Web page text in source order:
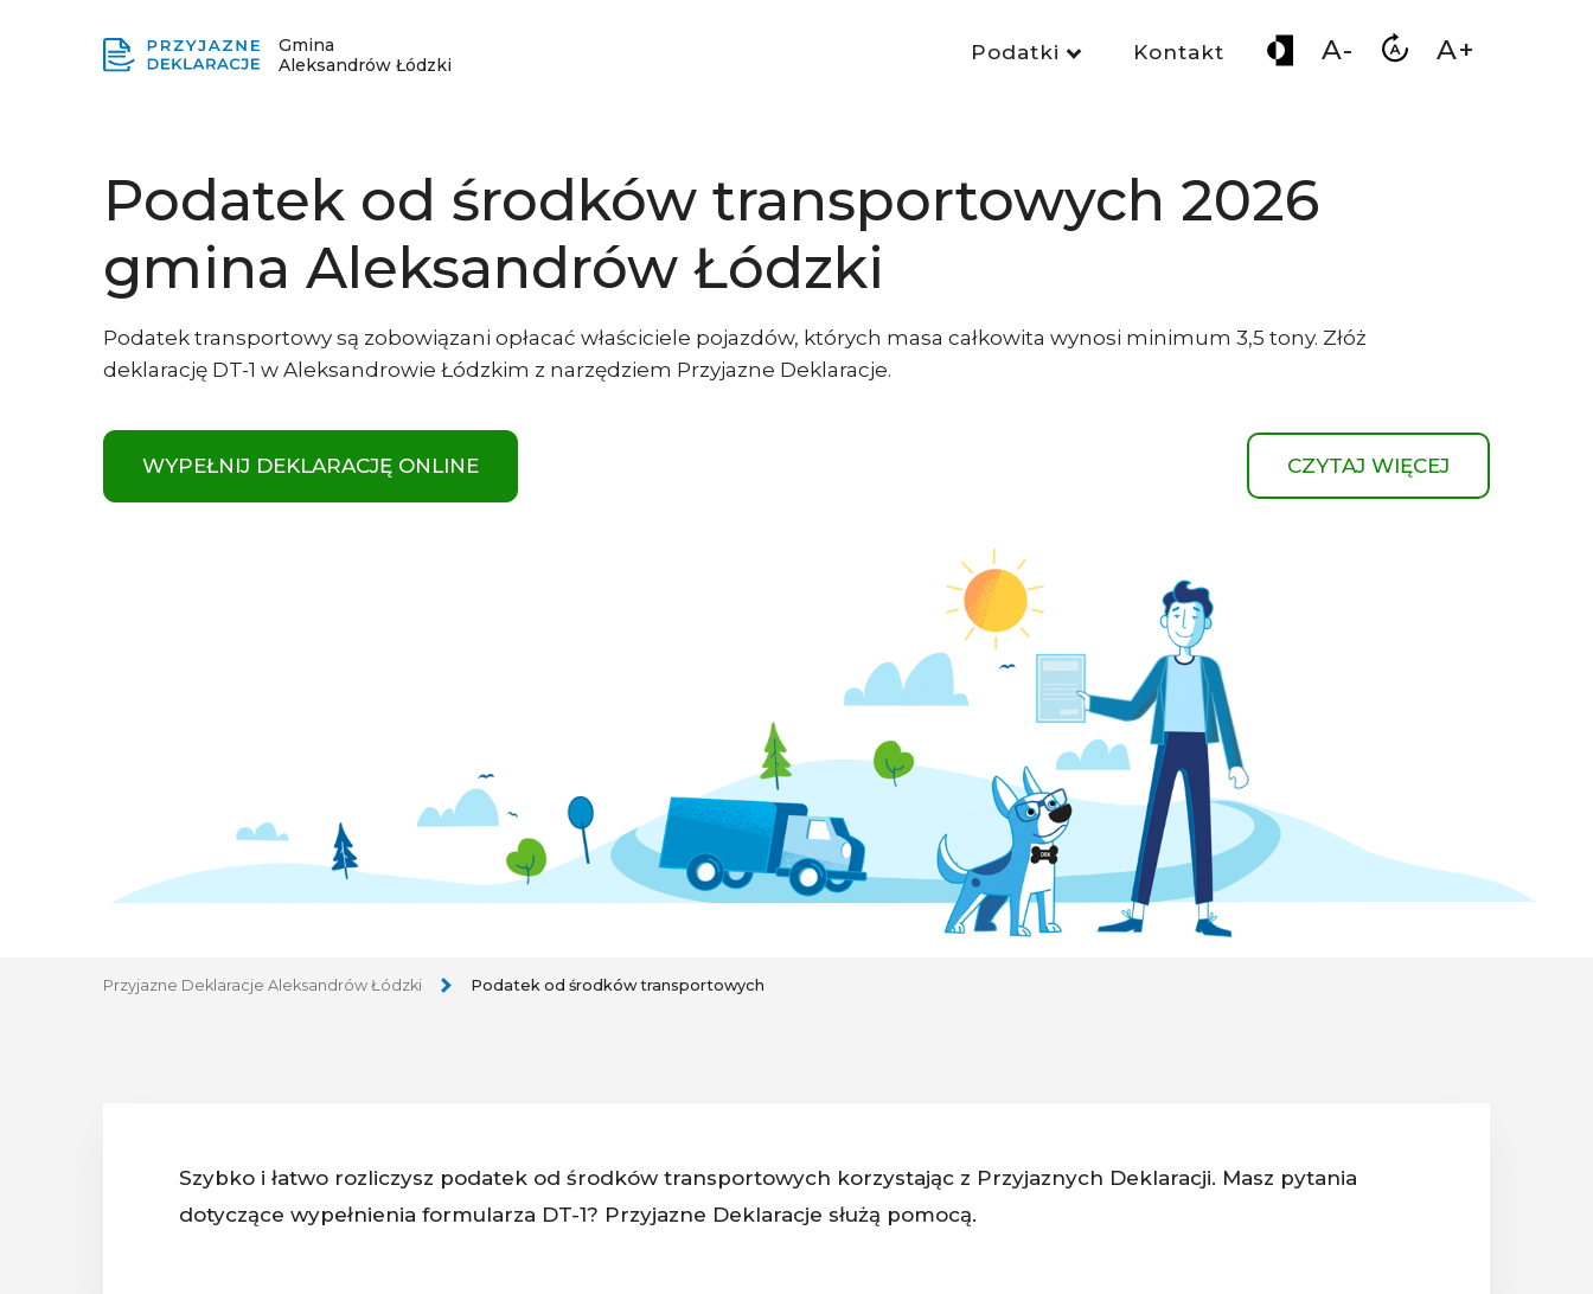
Gmina
Aleksandrów Łódzki
Podatki Kontakt A- A+
Podatek od środków transportowych 2026
gmina Aleksandrów Łódzki
Podatek transportowy są zobowiązani opłacać właściciele pojazdów, których masa całkowita wynosi minimum 3,5 tony. Złóż
deklarację DT-1 w Aleksandrowie Łódzkim z narzędziem Przyjazne Deklaracje.
WYPEŁNIJ DEKLARACJĘ ONLINE CZYTAJ WIĘCEJ
Przyjazne Deklaracje Aleksandrów Łódzki Podatek od środków transportowych
Szybko i łatwo rozliczysz podatek od środków transportowych korzystając z Przyjaznych Deklaracji. Masz pytania
dotyczące wypełnienia formularza DT-1? Przyjazne Deklaracje służą pomocą.